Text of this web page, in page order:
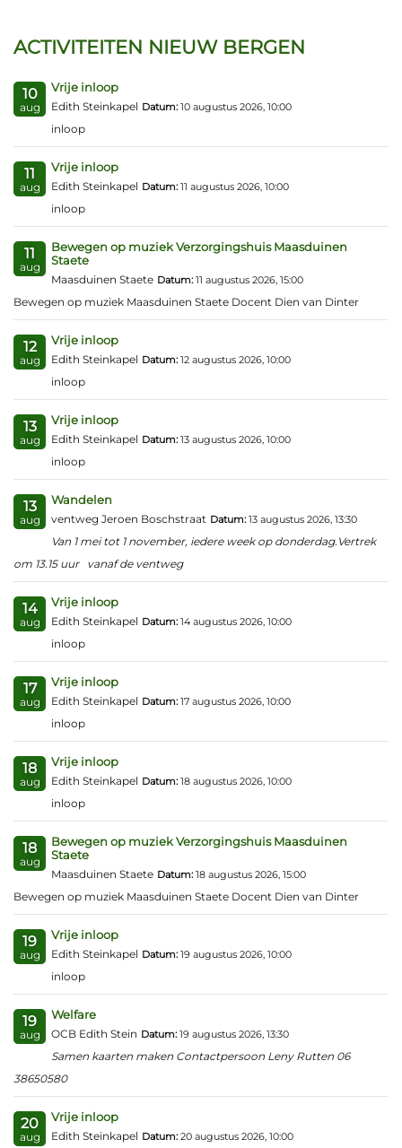
ACTIVITEITEN NIEUW BERGEN
10
aug
Vrije inloop
Edith Steinkapel Datum: 10 augustus 2026, 10:00
inloop
11
aug
Vrije inloop
Edith Steinkapel Datum: 11 augustus 2026, 10:00
inloop
11
aug
Bewegen op muziek Verzorgingshuis Maasduinen
Staete
Maasduinen Staete Datum: 11 augustus 2026, 15:00
Bewegen op muziek Maasduinen Staete Docent Dien van Dinter
12
aug
Vrije inloop
Edith Steinkapel Datum: 12 augustus 2026, 10:00
inloop
13
aug
Vrije inloop
Edith Steinkapel Datum: 13 augustus 2026, 10:00
inloop
13
aug
Wandelen
ventweg Jeroen Boschstraat Datum: 13 augustus 2026, 13:30
Van 1 mei tot 1 november, iedere week op donderdag.Vertrek
om 13.15 uur vanaf de ventweg
14
aug
Vrije inloop
Edith Steinkapel Datum: 14 augustus 2026, 10:00
inloop
17
aug
Vrije inloop
Edith Steinkapel Datum: 17 augustus 2026, 10:00
inloop
18
aug
Vrije inloop
Edith Steinkapel Datum: 18 augustus 2026, 10:00
inloop
18
aug
Bewegen op muziek Verzorgingshuis Maasduinen
Staete
Maasduinen Staete Datum: 18 augustus 2026, 15:00
Bewegen op muziek Maasduinen Staete Docent Dien van Dinter
19
aug
Vrije inloop
Edith Steinkapel Datum: 19 augustus 2026, 10:00
inloop
19
aug
Welfare
OCB Edith Stein Datum: 19 augustus 2026, 13:30
Samen kaarten maken Contactpersoon Leny Rutten 06
38650580
20
aug
Vrije inloop
Edith Steinkapel Datum: 20 augustus 2026, 10:00